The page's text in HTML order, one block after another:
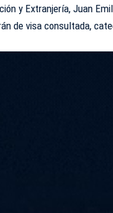
y Extranjería, Juan
de visa consultada,